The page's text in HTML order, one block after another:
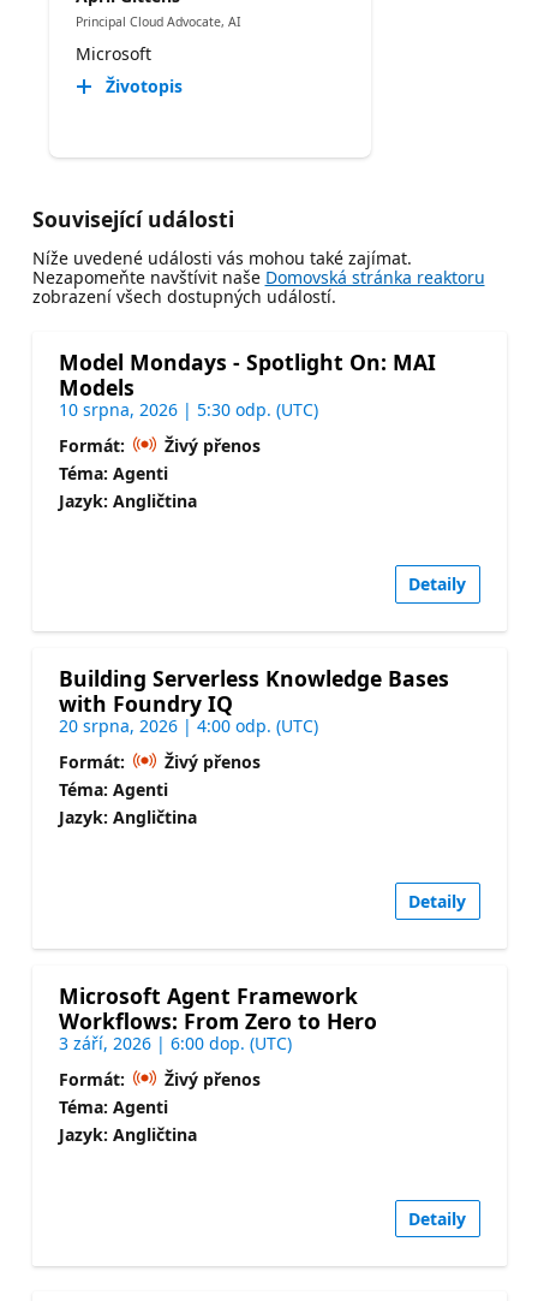
Principal Cloud Advocate, AI
Microsoft
Životopis
Související události
Níže uvedené události vás mohou také zajímat.
Nezapomeňte navštívit naše Domovská stránka reaktoru
zobrazení všech dostupných událostí.
Model Mondays - Spotlight On: MAI
Models
10 srpna, 2026 | 5:30 odp. (UTC)
Formát:
Živý přenos
Téma: Agenti
Jazyk: Angličtina
Detaily
Building Serverless Knowledge Bases
with Foundry IQ
20 srpna, 2026 | 4:00 odp. (UTC)
Formát:
Živý přenos
Téma: Agenti
Jazyk: Angličtina
Detaily
Microsoft Agent Framework
Workflows: From Zero to Hero
3 září, 2026 | 6:00 dop. (UTC)
Formát:
Živý přenos
Téma: Agenti
Jazyk: Angličtina
Detaily